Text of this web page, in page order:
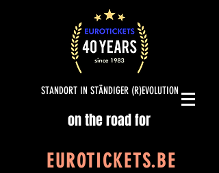
STANDORT IN STÄNDIGER (R)EVOLUTION
on the road for
EUROTICKETS.BE